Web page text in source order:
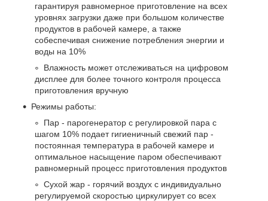
гарантируя равномерное приготовление на всех
уровнях загрузки даже при большом количестве
продуктов в рабочей камере, а также
собеспечивая снижение потребления энергии и
воды на 10%
Влажность может отслеживаться на цифровом
дисплее для более точного контроля процесса
приготовления вручную
Режимы работы:
Пар - парогенератор с регулировкой пара с
шагом 10% подает гигиеничный свежий пар -
постоянная температура в рабочей камере и
оптимальное насыщение паром обеспечивают
равномерный процесс приготовления продуктов
Сухой жар - горячий воздух с индивидуально
регулируемой скоростью циркулирует со всех